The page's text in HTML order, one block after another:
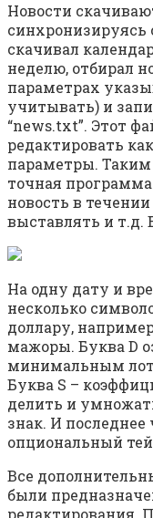
Новости
синхронизируясь
скачивал
неделю, отбирал
параметрах
учитывать) и
“news.txt”. Этот
редактировать
параметры. Таким
точная
новость в
выставлять и т.д.
На одну дату и
несколько
доллару,
мажоры. Буква D
минимальным
Буква S –
делить и
знак. И последнее
опциональный
Все
были
редактирования.